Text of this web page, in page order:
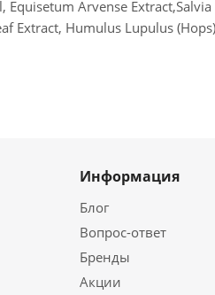
Equisetum Arvense
Extract, Humulus Lupulus
Информация
Блог
Вопрос-ответ
Бренды
Акции